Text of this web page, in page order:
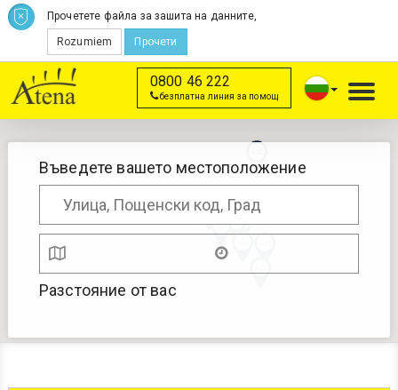
Прочетете файла за зашита на данните,
Rozumiem Прочети
0800 46 222
безплатна линия за помощ
Въведете вашето местоположение
Разстояние от вас